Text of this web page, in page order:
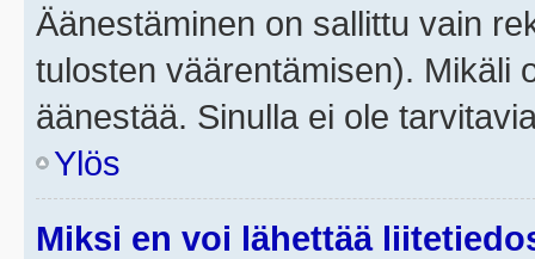
Äänestäminen on sallittu vain
tulosten väärentämisen). Mikäli
äänestää. Sinulla ei ole
Ylös
Miksi en voi lähettää